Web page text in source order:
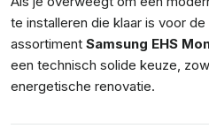
te installeren die klaar is voor
assortiment Samsung EHS
een technisch solide keuze,
energetische renovatie.